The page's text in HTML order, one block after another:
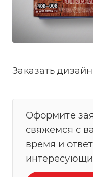
Заказать
Оформите
свяжемся с
время и